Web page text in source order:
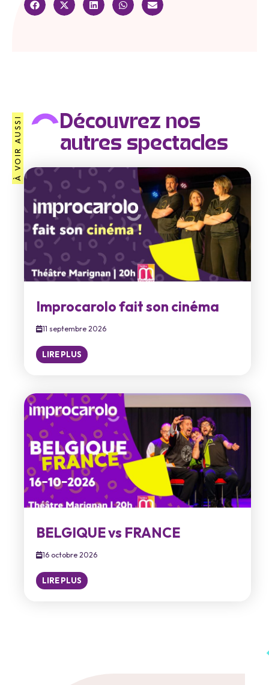
À VOIR AUSSI
Découvrez nos
autres spectacles
Improcarolo fait son cinéma
11 septembre 2026
LIRE PLUS
BELGIQUE vs FRANCE
16 octobre 2026
LIRE PLUS